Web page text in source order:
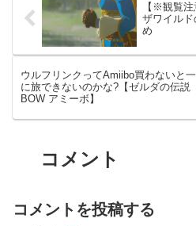
【※観覧
ザワイルド
め
ウルフリンクってAmiibo買わないと
に旅できないのかな?【ゼルダの伝説
BOW アミーボ】
コメント
コメントを投稿する